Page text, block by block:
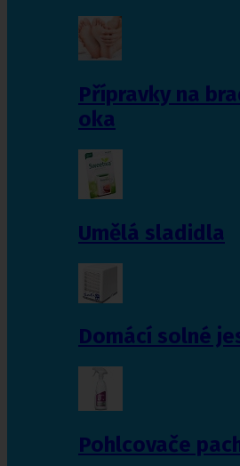
Přípravky na
oka
Umělá sladidla
Domácí solné
Pohlcovače